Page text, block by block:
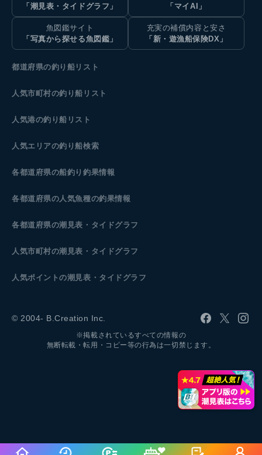
「潮見表・タイドグラフ」
「マイAI」
魚図鑑サイト
「写真から探せる魚図鑑」
充実の補償内容と安さ
「新・遊漁船保険DX」
都道府県の釣り船リスト
人気市町村の釣り船リスト
人気港の釣り船リスト
人気エリアの釣り船検索
各都道府県の船釣り釣果情報
各都道府県の人気魚種の釣果情報
各都道府県の潮見表 ・タイドグラフ
人気市町村の潮見表・タイドグラフ
人気ポイントの潮見表・タイドグラフ
© 2004- B.Creation Inc.
※掲載されているすべての情報の
無断転載・転用・コピー等の行為は一切禁じます。